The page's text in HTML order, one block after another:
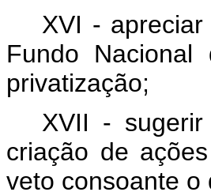
XVI -
Fundo
privatização;
XVII -
criação de
veto consoante o